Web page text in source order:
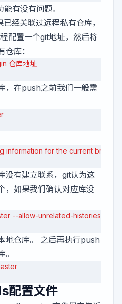
有没有问题。
已经关联过远程私有仓库，
配置一个git地址，然后将
库：
仓库地址
，在push之前我们一般需
information for the current branch.
没有建立联系，git认为这
，如果我们确认对应库没
--allow-unrelated-histories
地仓库。 之后再执行push
配置文件